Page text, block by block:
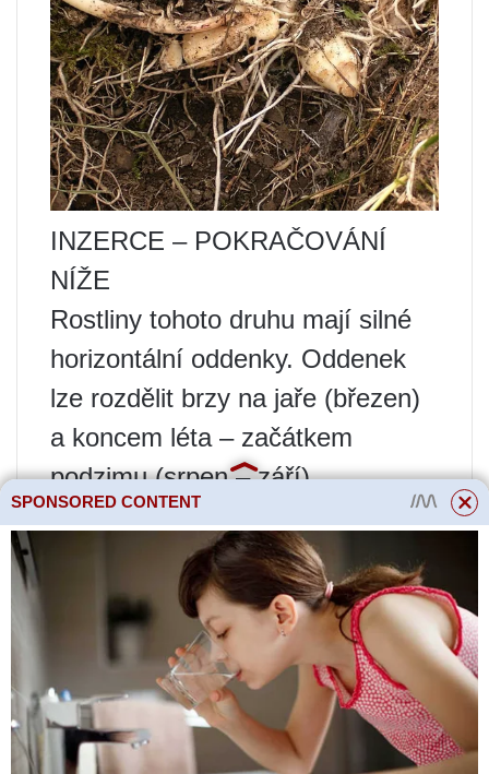
INZERCE – POKRAČOVÁNÍ
NÍŽE
Rostliny tohoto druhu mají silné
horizontální oddenky. Oddenek
lze rozdělit brzy na jaře (březen)
a koncem léta – začátkem
podzimu (srpen – září).
Pro vegetativní množení je třeba
vykopat část oddenku a nakrájet
jej na kousky dlouhé 5-10 cm,
aby každý z nich měl 1 pupen.
Řezy musí být ošetřeny drceným
dřevěným uhlím.
Veškerá práce s kořenovým
SPONSORED CONTENT